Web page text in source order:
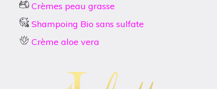
Crèmes peau grasse
Shampoing Bio sans sulfate
Crème aloe vera